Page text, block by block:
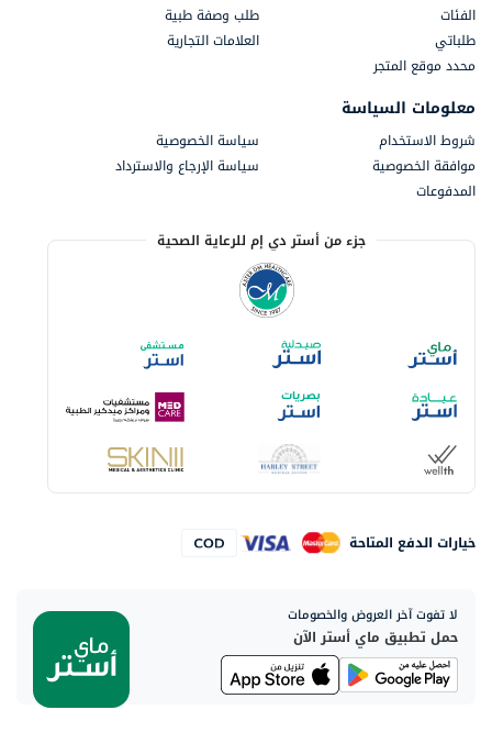
الفئات
طلب وصفة طبية
طلباتي
العلامات التجارية
محدد موقع المتجر
معلومات السياسة
شروط الاستخدام
سياسة الخصوصية
موافقة الخصوصية
سياسة الإرجاع والاسترداد
المدفوعات
جزء من أستر دي إم للرعاية الصحية
خيارات الدفع المتاحة
لا تفوت آخر العروض والخصومات
حمل تطبيق ماي أستر الآن